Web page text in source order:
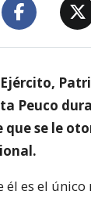
Peuco
que se le
él es el